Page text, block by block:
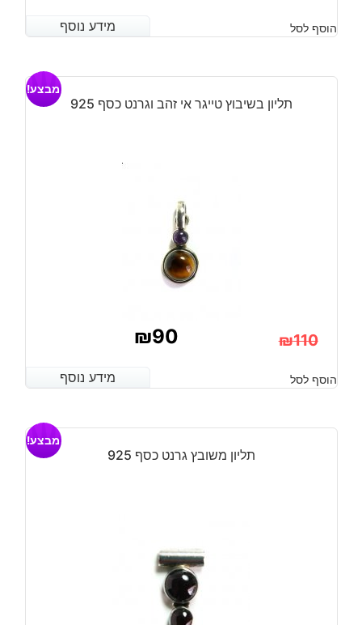
המקורי
היה:
₪210.
הנוכחי
הוא:
₪180.
מידע נוסף הוסף לסל מידע נוסף
תליון בשיבוץ טייגר אי זהב וגרנט כסף 925
מבצע!
₪110
המקורי
היה:
₪90
הנוכחי
הוא:
מידע נוסף הוסף לסל מידע נוסף
תליון משובץ גרנט כסף 925
מבצע!